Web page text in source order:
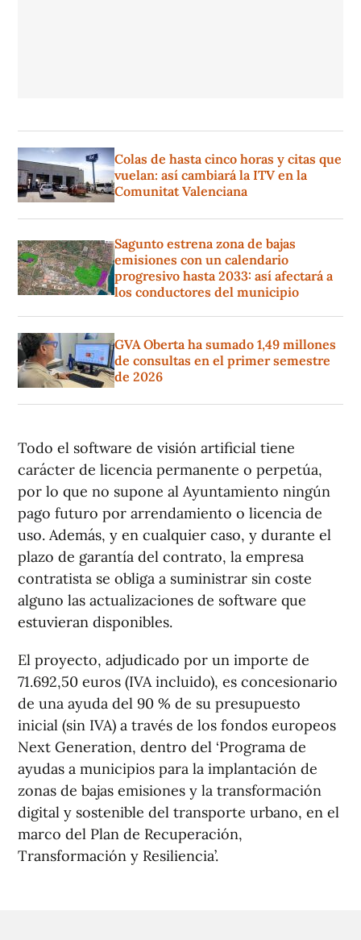
Colas de hasta cinco horas y citas que
vuelan: así cambiará la ITV en la
Comunitat Valenciana
Sagunto estrena zona de bajas
emisiones con un calendario
progresivo hasta 2033: así afectará a
los conductores del municipio
GVA Oberta ha sumado 1,49 millones
de consultas en el primer semestre
de 2026
Todo el software de visión artificial tiene
carácter de licencia permanente o perpetúa,
por lo que no supone al Ayuntamiento ningún
pago futuro por arrendamiento o licencia de
uso. Además, y en cualquier caso, y durante el
plazo de garantía del contrato, la empresa
contratista se obliga a suministrar sin coste
alguno las actualizaciones de software que
estuvieran disponibles.
El proyecto, adjudicado por un importe de
71.692,50 euros (IVA incluido), es concesionario
de una ayuda del 90 % de su presupuesto
inicial (sin IVA) a través de los fondos europeos
Next Generation, dentro del ‘Programa de
ayudas a municipios para la implantación de
zonas de bajas emisiones y la transformación
digital y sostenible del transporte urbano, en el
marco del Plan de Recuperación,
Transformación y Resiliencia’.